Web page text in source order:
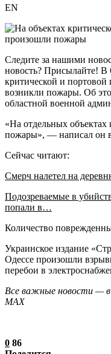
EN
Следите за нашими
новость? Присылайте!
критической и портовой
возникли пожары. Об
областной военной
«На отдельных
пожары», — написал он в
Сейчас читают:
Смерч налетел на
Подозреваемые в
попали в…
Количество
Украинское издание
Одессе произошли
перебои в
Все важные новости — в
МАХ
0 86